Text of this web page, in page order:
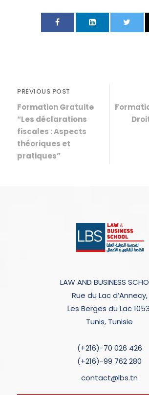
PREVIOUS POST
Formation Gratuite
“Les déclarations
fiscales : Aspects
théoriques et
pratiques”
LAW AND BUSINESS
Rue du Lac d’Annecy,
Les Berges du Lac
Tunis, Tunisie
(+216)-70 026 426
(+216)-99 762 280
contact@lbs.tn